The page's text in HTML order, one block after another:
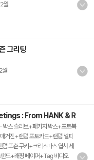
월
그리팅
월
: From HANK & R
- 박스 슬리브+패키지 박스+포토북
거진+랜덤 포토카드+랜덤 셀피
포춘 쿠키+크리스마스 엽서 세
드+래핑 페이퍼+Tag 비디오